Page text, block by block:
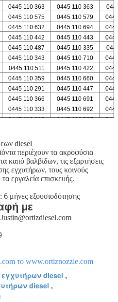
0445 110 363 0445 110 363
0445 110 575 0445 110 579
0445 110 632 0445 110 694
0445 110 442 0445 110 443
0445 110 487 0445 110 335
0445 110 343 0445 110 710
0445 110 511 0445 110 422
0445 110 359 0445 110 660
0445 110 291 0445 110 447
0445 110 366 0445 110 691
0445 110 333 0445 110 692
0445 110 305 0445 110 537
diesel
περιέχουν τα ακροφύσια
καπό βαλβίδων, τις εξαρτήσεις
εγχυτήρων, τους κοινούς
εργαλεία επισκευής.
6 μήνες εξουσιοδότησης
με
το www.ortiznozzle.com
diesel ,
diesel ,